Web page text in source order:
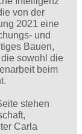
von der
2021 eine
und
Bauen,
sowohl die
beim
stehen
Carla